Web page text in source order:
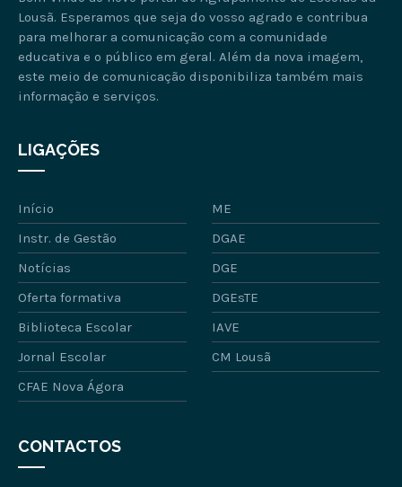
Lousã. Esperamos que seja do vosso agrado e contribua
para melhorar a comunicação com a comunidade
educativa e o público em geral. Além da nova imagem,
este meio de comunicação disponibiliza também mais
informação e serviços.
LIGAÇÕES
Início
ME
Instr. de Gestão
DGAE
Notícias
DGE
Oferta formativa
DGEsTE
Biblioteca Escolar
IAVE
Jornal Escolar
CM Lousã
CFAE Nova Ágora
CONTACTOS